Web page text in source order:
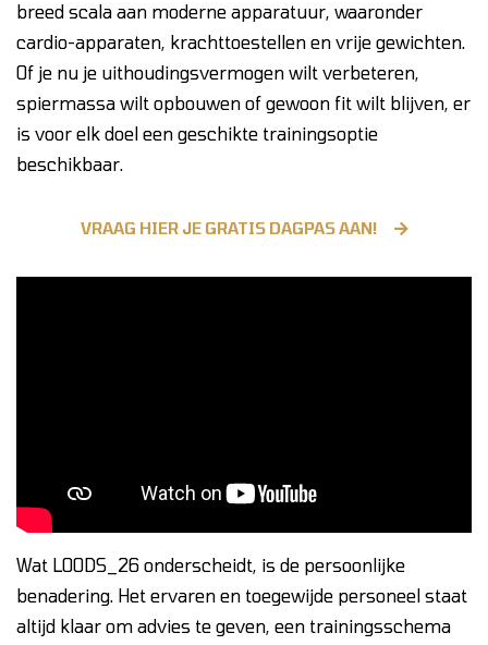
breed scala aan moderne apparatuur, waaronder
cardio-apparaten, krachttoestellen en vrije gewichten.
Of je nu je uithoudingsvermogen wilt verbeteren,
spiermassa wilt opbouwen of gewoon fit wilt blijven, er
is voor elk doel een geschikte trainingsoptie
beschikbaar.
VRAAG HIER JE GRATIS DAGPAS AAN!
Wat LOODS_26 onderscheidt, is de persoonlijke
benadering. Het ervaren en toegewijde personeel staat
altijd klaar om advies te geven, een trainingsschema